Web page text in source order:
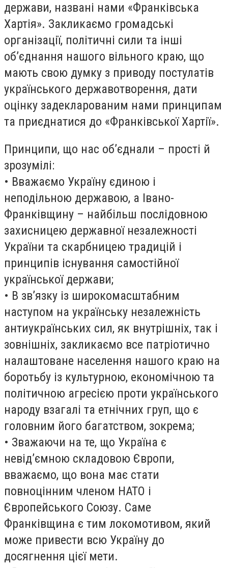
держави, названі нами «Франківська
Хартія». Закликаємо громадські
організації, політичні сили та інші
об’єднання нашого вільного краю, що
мають свою думку з приводу постулатів
українського державотворення, дати
оцінку задекларованим нами принципам
та приєднатися до «Франківської Хартії».
Принципи, що нас об’єднали – прості й
зрозумілі:
• Вважаємо Україну єдиною і
неподільною державою, а Івано-
Франківщину – найбільш послідовною
захисницею державної незалежності
України та скарбницею традицій і
принципів існування самостійної
української держави;
• В зв’язку із широкомасштабним
наступом на українську незалежність
антиукраїнських сил, як внутрішніх, так і
зовнішніх, закликаємо все патріотично
налаштоване населення нашого краю на
боротьбу із культурною, економічною та
політичною агресією проти українського
народу взагалі та етнічних груп, що є
головним його багатством, зокрема;
• Зважаючи на те, що Україна є
невід’ємною складовою Європи,
вважаємо, що вона має стати
повноцінним членом НАТО і
Європейського Союзу. Саме
Франківщина є тим локомотивом, який
може привести всю Україну до
досягнення цієї мети.